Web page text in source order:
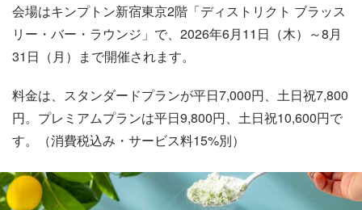
会場はキンプトン新宿東京2階「ディストリクト ブラッス
リー・バー・ラウンジ」で、2026年6月11日（木）～8月
31日（月）まで開催されます。
料金は、スタンダードプランが平日7,000円、土日祝7,800
円。プレミアムプランは平日9,800円、土日祝10,600円で
す。（消費税込み・サービス料15%別）